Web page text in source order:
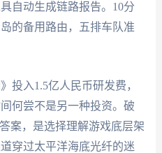
自动生成链路报告。10分
的备用路由，五排车队准
投入1.5亿人民币研发费，
何尝不是另一种投资。破
案，是选择理解游戏底层架
穿过太平洋海底光纤的迷